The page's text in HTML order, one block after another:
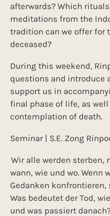
afterwards? Which
meditations from the
tradition can we offer for
deceased?
During this weekend,
questions and introduce
support us in
final phase of life, as well
contemplation of death.
Seminar | S.E. Zong
Wir alle werden sterben,
wann, wie und wo. Wenn
Gedanken konfrontieren,
Was bedeutet der Tod,
und was passiert